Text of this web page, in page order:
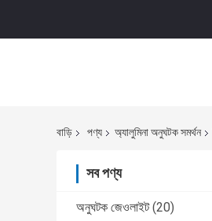
বাড়ি পণ্য অ্যালুমিনা অনুঘটক সমর্থন
সব পণ্য
অনুঘটক জেওলাইট (20)